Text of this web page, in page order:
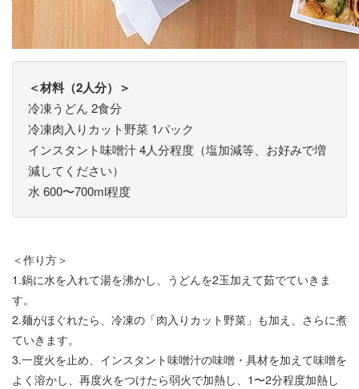
＜材料（2人分）＞
冷凍うどん 2食分
冷凍肉入りカット野菜 1パック
インスタント味噌汁 4人分程度（塩加減等、お好みで増
減してください）
水 600〜700ml程度
＜作り方＞
1.鍋に水を入れて湯を沸かし、うどんを2玉加えて茹でていきま
す。
2.麺がほぐれたら、冷凍の「肉入りカット野菜」も加え、さらに煮
ていきます。
3.一度火を止め、インスタント味噌汁の味噌・具材を加えて味噌を
よく溶かし、再度火をつけたら弱火で加熱し、1〜2分程度加熱し